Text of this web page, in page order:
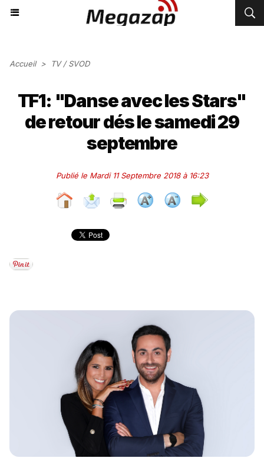
Accueil > TV / SVOD
TF1: "Danse avec les Stars"
de retour dés le samedi 29
septembre
Publié le Mardi 11 Septembre 2018 à 16:23